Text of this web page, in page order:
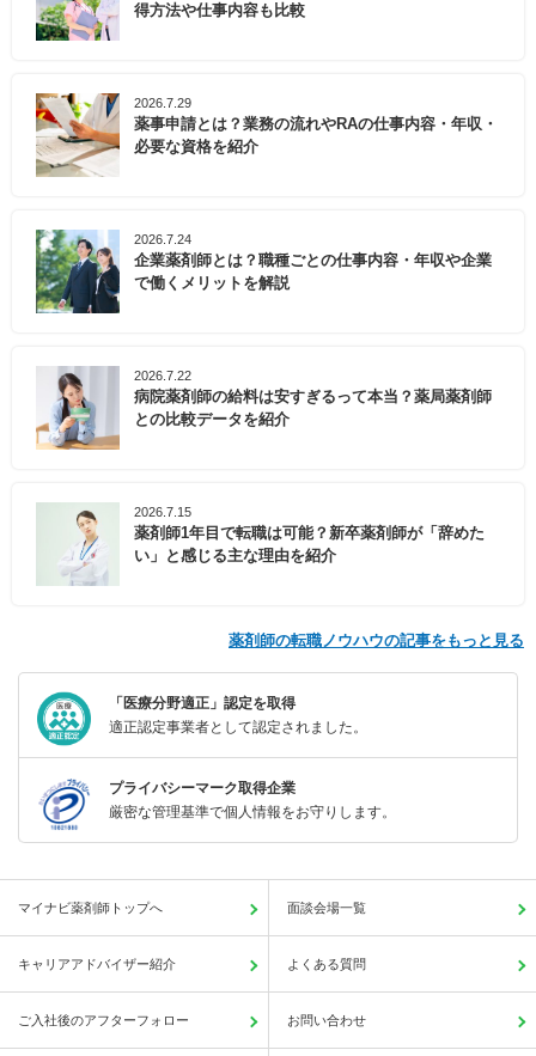
得方法や仕事内容も比較
2026.7.29
薬事申請とは？業務の流れやRAの仕事内容・年収・
必要な資格を紹介
2026.7.24
企業薬剤師とは？職種ごとの仕事内容・年収や企業
で働くメリットを解説
2026.7.22
病院薬剤師の給料は安すぎるって本当？薬局薬剤師
との比較データを紹介
2026.7.15
薬剤師1年目で転職は可能？新卒薬剤師が「辞めた
い」と感じる主な理由を紹介
薬剤師の転職ノウハウの記事をもっと見る
「医療分野適正」認定を取得
適正認定事業者として認定されました。
プライバシーマーク取得企業
厳密な管理基準で個人情報をお守りします。
マイナビ薬剤師トップへ 面談会場一覧
キャリアアドバイザー紹介 よくある質問
ご入社後のアフターフォロー お問い合わせ